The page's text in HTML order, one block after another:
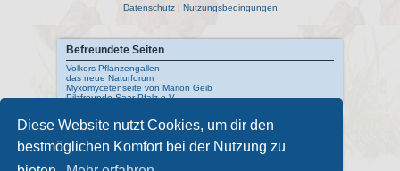
Diese Website nutzt Cookies, um dir den
bestmöglichen Komfort bei der Nutzung zu
Datenschutz| Nutzungsbedingungen
Befreundete Seiten
Volkers Pflanzengallen
das neue Naturforum
Myxomycetenseite von Marion Geib
Pilzfreunde Saar-Pfalz e.V.
Interne Links
Mykologisches Lexikon
meine Naturfotos
Pilzfotopage - Suchmaschine